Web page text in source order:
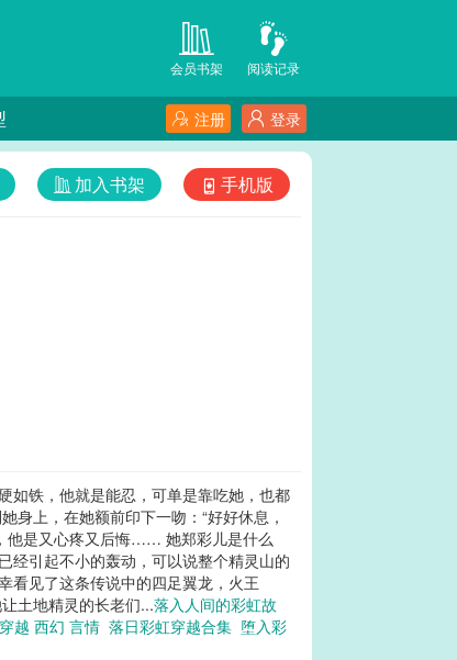
阅读记录
会员书架
登录
注册
手机版
加入书架
如铁，他就是能忍，可单是靠吃她，也都
上，在她额前印下一吻：“好好休息，
他是又心疼又后悔…… 她郑彩儿是什么
引起不小的轰动，可以说整个精灵山的
见了这条传说中的四足翼龙，火王
土地精灵的长老们...落入人间的彩虹故
越 西幻 言情 落日彩虹穿越合集 堕入彩